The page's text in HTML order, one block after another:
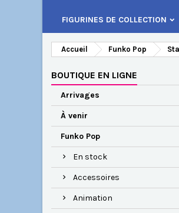
FIGURINES DE COLLECTION
Accueil Funko Pop
BOUTIQUE EN LIGNE
Arrivages
À venir
Funko Pop
En stock
Accessoires
Animation